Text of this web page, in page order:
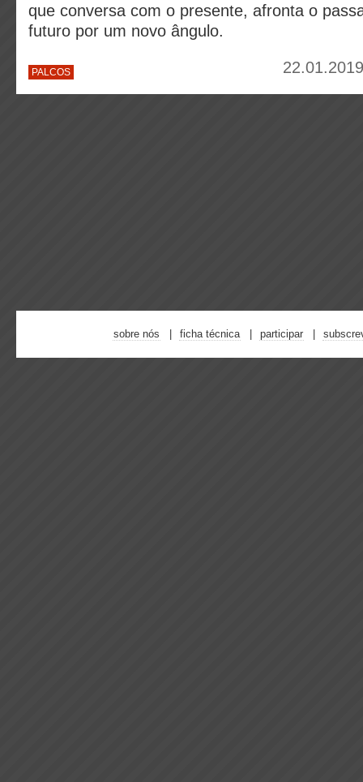
que conversa com o presente, afronta o
futuro por um novo ângulo.
PALCOS
sobre nós ficha técnica participar